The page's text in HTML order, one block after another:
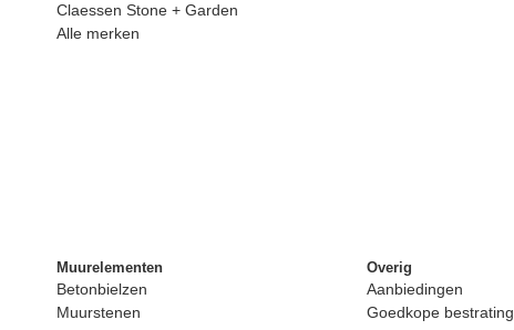
Claessen Stone + Garden
Alle merken
Muurelementen
Betonbielzen
Muurstenen
Overig
Aanbiedingen
Goedkope bestrating